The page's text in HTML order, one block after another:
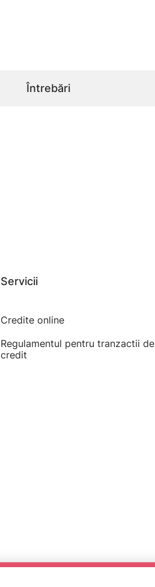
Întrebări
Servicii
Credite online
Regulamentul pentru tranzactii de
credit